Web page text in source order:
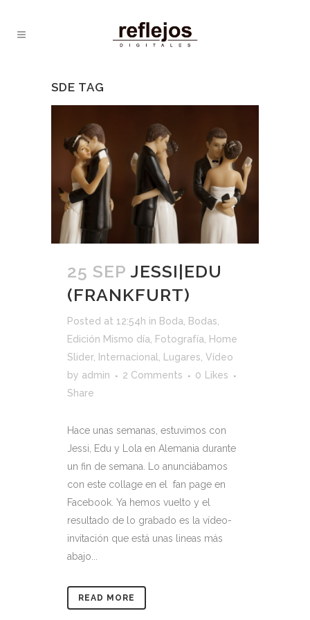
SDE TAG
25 SEP JESSI|EDU
(FRANKFURT)
Posted at 12:54h in Boda Bodas
Edición Mismo día
Fotografía
Home
Slider, Internacional Lugares Vídeo
by admin 2 Comments 0
Likes
Share
Hace unas semanas, estuvimos con
Jessi, Edu y Lola en Alemania durante
un fin de semana. Lo anunciábamos
con este collage en el fan page en
Facebook. Ya hemos vuelto y el
resultado de lo grabado es la vídeo-
invitación que está unas lineas más
abajo...
READ MORE